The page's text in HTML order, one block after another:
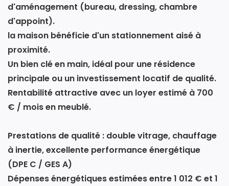
d'aménagement (bureau, dressing, chambre
d'appoint).
la maison bénéficie d'un stationnement aisé à
proximité.
Un bien clé en main, idéal pour une résidence
principale ou un investissement locatif de qualité.
Rentabilité attractive avec un loyer estimé à 700
€ / mois en meublé.
Prestations de qualité : double vitrage, chauffage
à inertie, excellente performance énergétique
(DPE C / GES A)
Dépenses énergétiques estimées entre 1 012 € et 1